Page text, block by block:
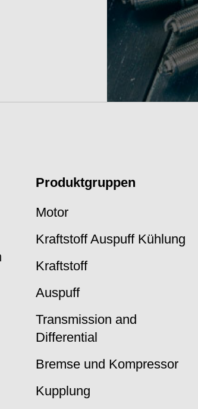
Produktgruppen
Motor
Kraftstoff Auspuff Kühlung
Kraftstoff
Auspuff
Transmission and
Differential
Bremse und Kompressor
Kupplung